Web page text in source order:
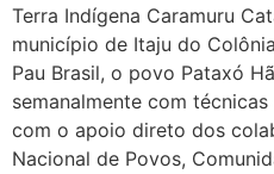
Terra Indígena Caramuru
município de Itaju do
Pau Brasil, o povo Pataxó
semanalmente com
com o apoio direto dos
Nacional de Povos,